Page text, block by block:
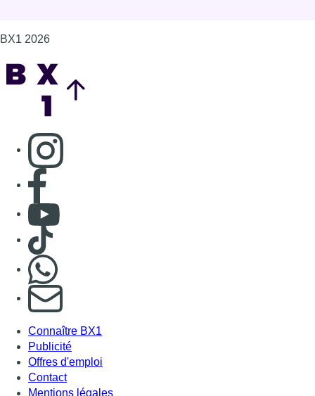
BX1 2026
Consulter page Instagram
Consulter page Facebook
Consulter Youtube
Consulter TikTok
S'abonner à notre newsletter
Connaître BX1
Publicité
Offres d'emploi
Contact
Mentions légales